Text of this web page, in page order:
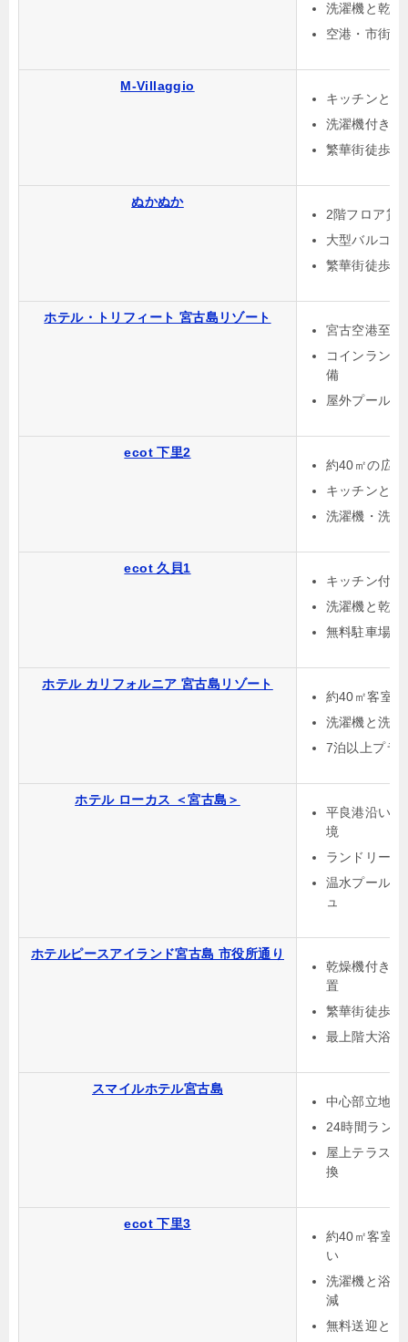
洗濯機と乾
空港・市街
M-Villaggio
キッチンと
洗濯機付き
繁華街徒歩
ぬかぬか
2階フロア貸
大型バルコ
繁華街徒歩
ホテル・トリフィート 宮古島リゾート
宮古空港至
コインラン
備
屋外プール
ecot 下里2
約40㎡の広
キッチンと
洗濯機・洗
ecot 久貝1
キッチン付
洗濯機と乾
無料駐車場
ホテル カリフォルニア 宮古島リゾート
約40㎡客室
洗濯機と洗
7泊以上プラ
ホテル ローカス ＜宮古島＞
平良港沿い
境
ランドリー
温水プール
ュ
ホテルピースアイランド宮古島 市役所通り
乾燥機付き
置
繁華街徒歩
最上階大浴
スマイルホテル宮古島
中心部立地
24時間ラン
屋上テラス
換
ecot 下里3
約40㎡客室
い
洗濯機と浴
減
無料送迎と